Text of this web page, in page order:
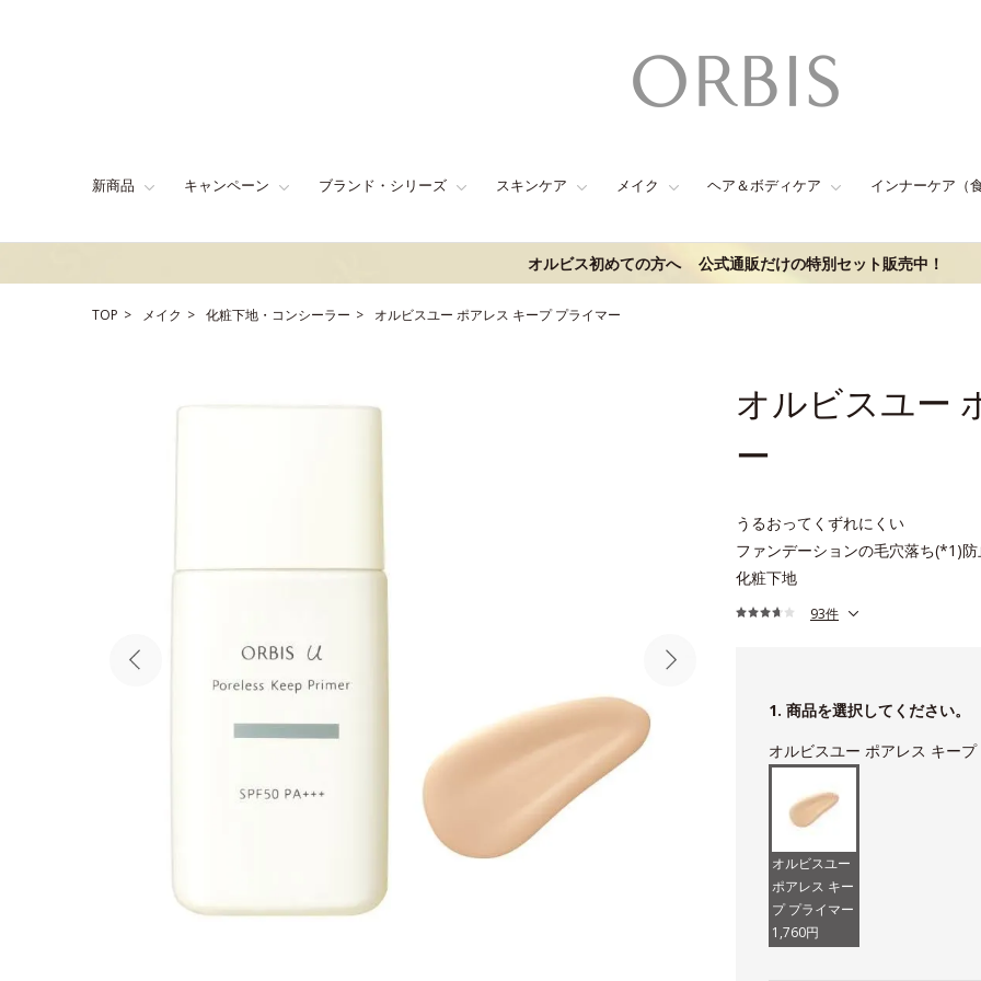
新商品 キャンペーン ブランド・シリーズ スキンケア メイク ヘア＆ボディケア インナーケア（
オルビス初めての方へ 公式通販だけの特別セット販売中！
TOP メイク 化粧下地・コンシーラー オルビスユー ポアレス キープ プライマー
オルビスユー
ー
うるおってくずれにくい
ファンデーションの毛穴落ち(*1)防
化粧下地
93件
1. 商品を選択してください。
オルビスユー ポアレス キー
オルビスユー
ポアレス キー
プ プライマー
1,760円